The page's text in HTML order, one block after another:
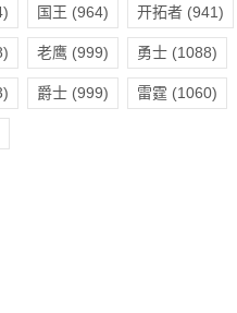
国王 (964) 开拓者(941)
老鹰(999) 勇士(1088)
爵士(999) 雷霆 (1060)